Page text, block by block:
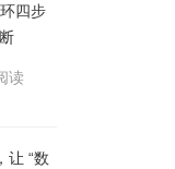
四步
读
让 “数